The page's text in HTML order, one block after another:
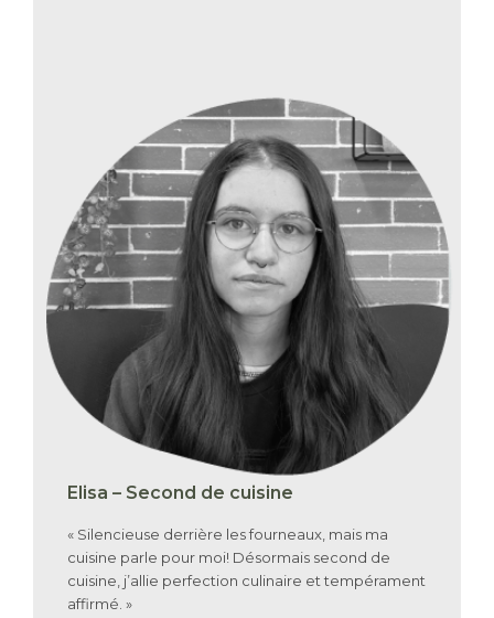
Elisa – Second de cuisine
« Silencieuse derrière les fourneaux, mais ma
cuisine parle pour moi! Désormais second de
cuisine, j’allie perfection culinaire et tempérament
affirmé. »